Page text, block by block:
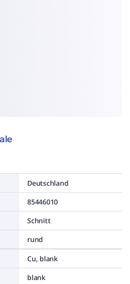
Deutschland
85446010
Schnitt
rund
Cu, blank
blank